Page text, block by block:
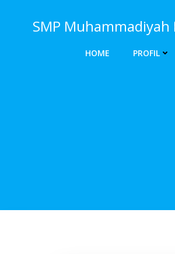
SMP
HOME PROFIL